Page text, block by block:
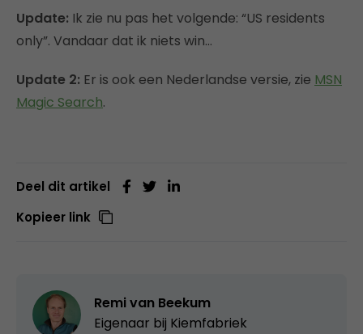
Update: Ik zie nu pas het volgende: “US residents
only”. Vandaar dat ik niets win…
Update 2: Er is ook een Nederlandse versie, zie MSN
Magic Search.
Deel dit artikel
Kopieer link
Remi van Beekum
Eigenaar bij Kiemfabriek